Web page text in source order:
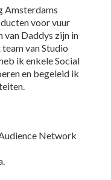
Amsterdams
voor vuur
van Daddys zijn in
van Studio
ik enkele Social
en begeleid ik
Network